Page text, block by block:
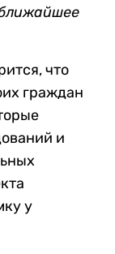
что
граждан
и
у